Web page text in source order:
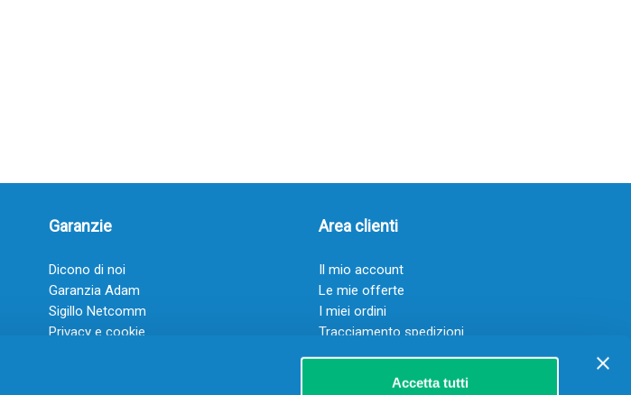
Accetta tutti
Garanzie
Dicono di noi
Garanzia Adam
Sigillo Netcomm
Privacy e cookie
Area clienti
Il mio account
Le mie offerte
I miei ordini
Tracciamento spedizioni
Resi
Servizio clienti